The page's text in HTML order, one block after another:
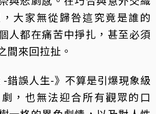
大家無從歸咎這究竟是誰的
人都在痛苦中掙扎，甚至必須
間來回拉扯。
-錯誤人生-》不算是引爆現象級
，也無法迎合所有觀眾的口